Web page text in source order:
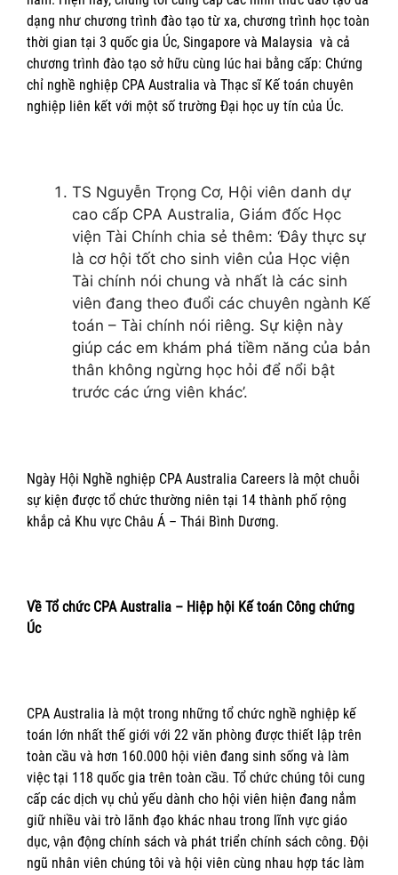
dạng như chương trình đào tạo từ xa, chương trình học toàn
thời gian tại 3 quốc gia Úc, Singapore và Malaysia và cả
chương trình đào tạo sở hữu cùng lúc hai bằng cấp: Chứng
chỉ nghề nghiệp CPA Australia và Thạc sĩ Kế toán chuyên
nghiệp liên kết với một số trường Đại học uy tín của Úc.
TS Nguyễn Trọng Cơ, Hội viên danh dự
cao cấp CPA Australia, Giám đốc Học
viện Tài Chính chia sẻ thêm: ‘Đây thực sự
là cơ hội tốt cho sinh viên của Học viện
Tài chính nói chung và nhất là các sinh
viên đang theo đuổi các chuyên ngành Kế
toán – Tài chính nói riêng. Sự kiện này
giúp các em khám phá tiềm năng của bản
thân không ngừng học hỏi để nổi bật
trước các ứng viên khác’.
Ngày Hội Nghề nghiệp CPA Australia Careers là một chuỗi
sự kiện được tổ chức thường niên tại 14 thành phố rộng
khắp cả Khu vực Châu Á – Thái Bình Dương.
Về Tổ chức CPA Australia – Hiệp hội Kế toán Công chứng
Úc
CPA Australia là một trong những tổ chức nghề nghiệp kế
toán lớn nhất thế giới với 22 văn phòng được thiết lập trên
toàn cầu và hơn 160.000 hội viên đang sinh sống và làm
việc tại 118 quốc gia trên toàn cầu. Tổ chức chúng tôi cung
cấp các dịch vụ chủ yếu dành cho hội viên hiện đang nắm
giữ nhiều vài trò lãnh đạo khác nhau trong lĩnh vực giáo
dục, vận động chính sách và phát triển chính sách công. Đội
ngũ nhân viên chúng tôi và hội viên cùng nhau hợp tác làm